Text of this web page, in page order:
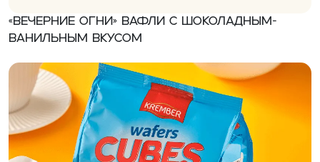
«Вечерние огни» Вафли с шоколадным-
ванильным вкусом